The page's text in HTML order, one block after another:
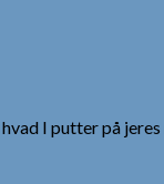
I putter på